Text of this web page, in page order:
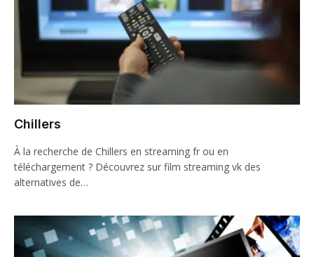
Chillers
À la recherche de Chillers en streaming fr ou en
téléchargement ? Découvrez sur film streaming vk des
alternatives de…